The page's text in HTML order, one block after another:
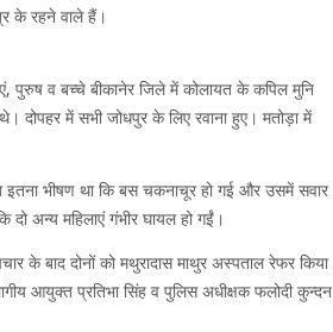
के रहने वाले हैं।
पुरुष व बच्चे बीकानेर जिले में कोलायत के कपिल मुनि
दोपहर में सभी जोधपुर के लिए रवाना हुए। मतोड़ा में
भीषण था कि बस चकनाचूर हो गई और उसमें सवार
अन्य महिलाएं गंभीर घायल हो गईंं।
के बाद दोनों को मथुरादास माथुर अस्पताल रेफर किया
आयुक्त प्रतिभा सिंह व पुलिस अधीक्षक फलोदी कुन्दन